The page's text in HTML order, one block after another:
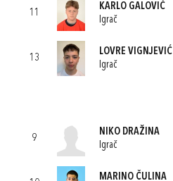
11
KARLO GALOVIĆ
Igrač
13
LOVRE VIGNJEVIĆ
Igrač
9
NIKO DRAŽINA
Igrač
MARINO ČULINA